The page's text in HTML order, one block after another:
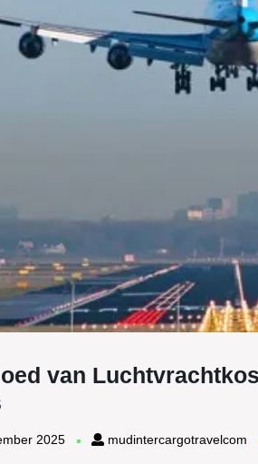
van
Invloed
202522
mudintercargotravelcom